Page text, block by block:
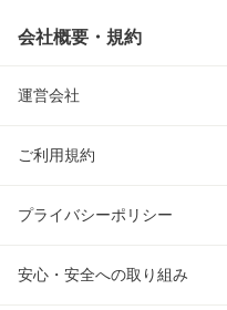
会社概要・規約
運営会社
ご利用規約
プライバシーポリシー
安心・安全への取り組み